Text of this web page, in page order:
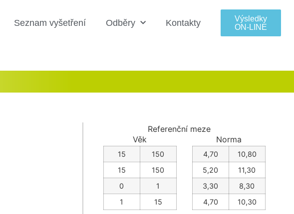
Seznam vyšetření Odběry Kontakty
Výsledky
ON‑LINE
Referenční meze
Věk
15
150
15
150
0
1
1
15
Norma
4,70
10,80
5,20
11,30
3,30
8,30
4,70
10,30